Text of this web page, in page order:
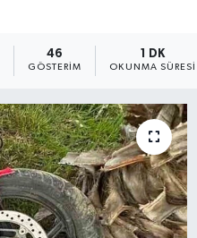
46
GÖSTERIM
1 DK
OKUNMA SÜRESI